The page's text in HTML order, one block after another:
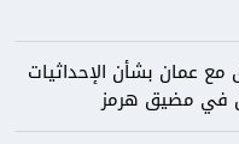
مع عمان بشأن الإحداثيات
في مضيق هرمز